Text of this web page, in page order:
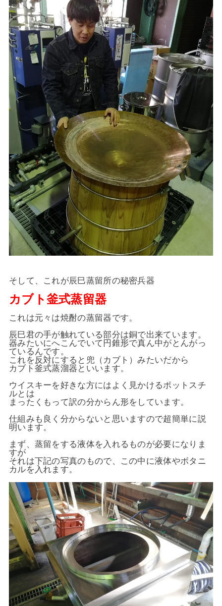
そして、これが辰巳蒸留所の秘密兵器
カブト釜式蒸留器
これは元々は焼酎の蒸留器です。
辰巳君の手が触れている部分は銅で出来ています。
器みたいにへこんでいて円錐形で真ん中がとんがっ
ているんです。
これを反対にすると兜（カブト）みたいだから
カブト釜式蒸溜器といいます。
ウイスキーを好きな方にはよく見かけるポットスチ
ルとは
まったくもって訳の分からん形をしています。
仕組みも良く分からないと思いますので超簡単に説
明います。
まず、蒸留をする液体を入れるものが必要になりま
すが
それは下記の写真のもので、この中に液体やボタニ
カルを入れます。